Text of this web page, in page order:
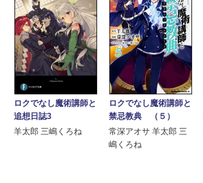
ロクでなし魔術講師と
追想日誌3
羊太郎 三嶋くろね
ロクでなし魔術講師と
禁忌教典 （５）
常深アオサ 羊太郎 三
嶋くろね